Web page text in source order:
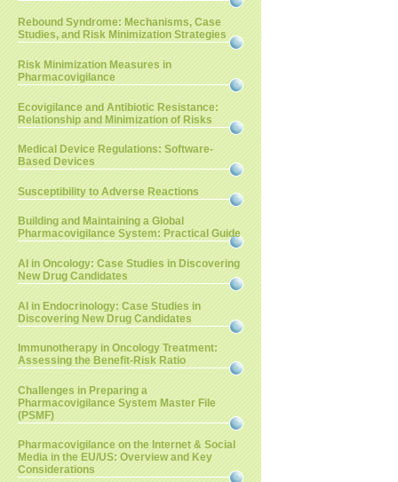
Rebound Syndrome: Mechanisms, Case
Studies, and Risk Minimization Strategies
Risk Minimization Measures in
Pharmacovigilance
Ecovigilance and Antibiotic Resistance:
Relationship and Minimization of Risks
Medical Device Regulations: Software-
Based Devices
Susceptibility to Adverse Reactions
Building and Maintaining a Global
Pharmacovigilance System: Practical Guide
AI in Oncology: Case Studies in Discovering
New Drug Candidates
AI in Endocrinology: Case Studies in
Discovering New Drug Candidates
Immunotherapy in Oncology Treatment:
Assessing the Benefit-Risk Ratio
Challenges in Preparing a
Pharmacovigilance System Master File
(PSMF)
Pharmacovigilance on the Internet & Social
Media in the EU/US: Overview and Key
Considerations